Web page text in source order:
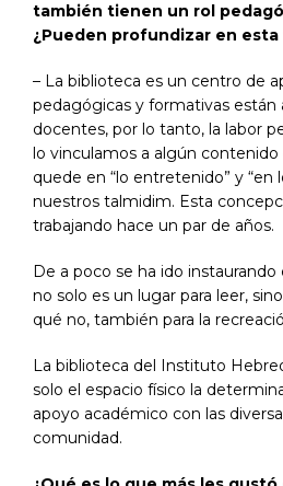
también tienen un rol
¿Pueden profundizar en esta
– La biblioteca es un centro de
pedagógicas y formativas están
docentes, por lo tanto, la labor
lo vinculamos a algún
quede en “lo entretenido” y
nuestros talmidim. Esta
trabajando hace un par de años.
De a poco se ha ido
no solo es un lugar para leer,
qué no, también para la
La biblioteca del Instituto
solo el espacio físico la
apoyo académico con las
comunidad.